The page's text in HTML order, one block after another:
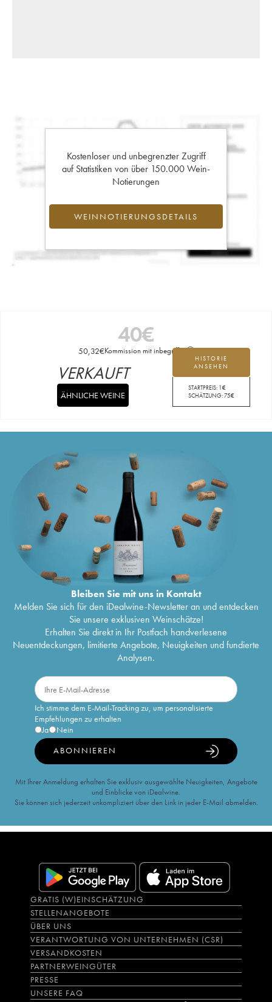
Kostenloser und unbegrenzter Zugriff
auf Statistiken von über 150.000 Wein-
Notierungen
WEINNOTIERUNGSDETAILS
40€
50,32€Kommission mit inbegriffen
HISTORIE
ANSEHEN
STARTPREIS: 1€
SCHÄTZUNG:75€
VERKAUFT
ÄHNLICHE WEINE
Bleiben Sie mit uns in Kontakt
Melden Sie sich für den iDealwine-Newsletter an und entdecken
Sie unsere exklusiven Weinschätze!
Erhalten Sie direkt in Ihr Postfach handverlesene
Neuentdeckungen, limitierte Angebote, Neuigkeiten und fundierte
Analysen.
Ich stimme dem E-Mail-Tracking zu, um personalisierte
Empfehlungen zu erhalten
Ja
Nein
ABONNIEREN
Mit Ihrer Anmeldung erhalten Sie exklusiv ausgewählte Neuigkeiten, Angebote
und Einblicke von iDealwine.
Sie können sich jederzeit unkompliziert über den Link in jeder E-Mail abmelden.
GRATIS (W)EINSCHÄTZUNG
STELLENANGEBOTE
ÜBER UNS
VERANTWORTUNG VON UNTERNEHMEN (CSR)
VERSANDKOSTEN
PARTNERWEINGÜTER
PRESSE
UNSERE FAQ